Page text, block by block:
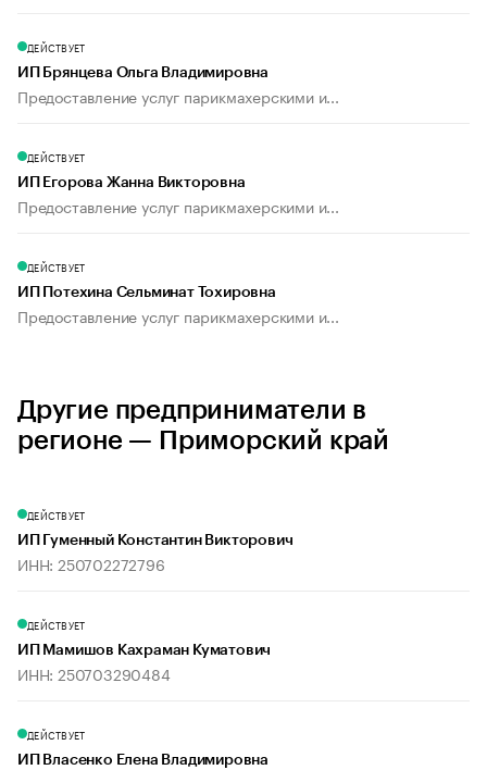
ДЕЙСТВУЕТ
ИП Брянцева Ольга Владимировна
Предоставление услуг парикмахерскими и...
ДЕЙСТВУЕТ
ИП Егорова Жанна Викторовна
Предоставление услуг парикмахерскими и...
ДЕЙСТВУЕТ
ИП Потехина Сельминат Тохировна
Предоставление услуг парикмахерскими и...
Другие предприниматели в
регионе — Приморский край
ДЕЙСТВУЕТ
ИП Гуменный Константин Викторович
ИНН: 250702272796
ДЕЙСТВУЕТ
ИП Мамишов Кахраман Куматович
ИНН: 250703290484
ДЕЙСТВУЕТ
ИП Власенко Елена Владимировна